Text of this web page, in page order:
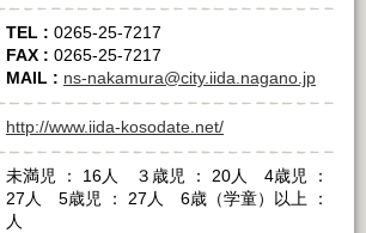
TEL : 0265-25-7217
FAX : 0265-25-7217
MAIL : ns-nakamura@city.iida.nagano.jp
http://www.iida-kosodate.net/
未満児 ： 16人 ３歳児 ： 20人 4歳児 ：
27人 5歳児 ： 27人 6歳（学童）以上 ：
人